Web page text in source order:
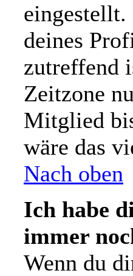
deines
zutreffend
Zeitzone
Mitglied
wäre das
Nach oben
Ich habe
immer
Wenn du